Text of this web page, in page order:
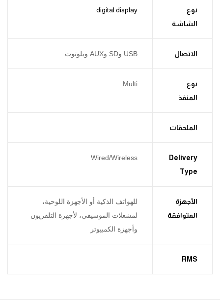
نوع
الشاشة
digital display
الاتصال USB وSD وAUX وبلوتوث
نوع
المنفذ
Multi
الملحقات
Delivery
Type
Wired/Wireless
الأجهزة
المتوافقة
للهواتف الذكية أو الأجهزة اللوحية،
لمشغلات الموسيقى، لأجهزة التلفزيون
وأجهزة الكمبيوتر
RMS